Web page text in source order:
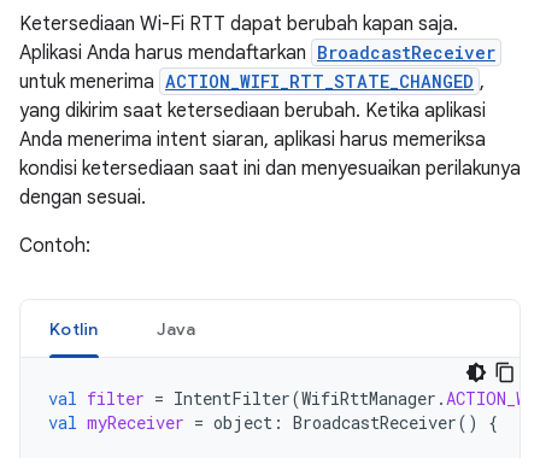
Ketersediaan Wi-Fi RTT dapat berubah kapan saja.
Aplikasi Anda harus mendaftarkan BroadcastReceiver
untuk menerima ACTION_WIFI_RTT_STATE_CHANGED ,
yang dikirim saat ketersediaan berubah. Ketika aplikasi
Anda menerima intent siaran, aplikasi harus memeriksa
kondisi ketersediaan saat ini dan menyesuaikan perilakunya
dengan sesuai.
Contoh:
Kotlin Java
val filter = IntentFilter(WifiRttManager .
val myReceiver = object : BroadcastReceiver() {